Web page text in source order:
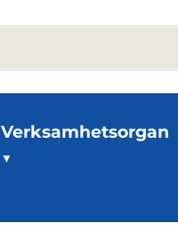
Verksamhetsorgan